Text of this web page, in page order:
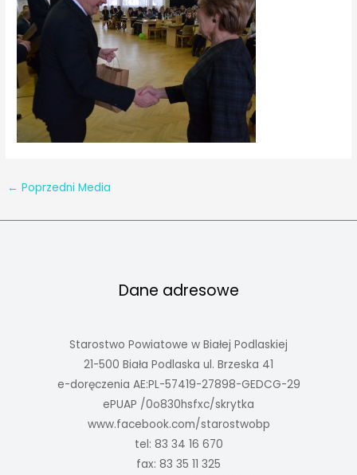
← Poprzedni Media
Dane adresowe
Starostwo Powiatowe w Białej Podlaskiej
21-500 Biała Podlaska ul. Brzeska 41
e-doręczenia AE:PL-57419-27898-GEDCG-29
ePUAP /0o830hsfxc/skrytka
www.facebook.com/starostwobp
tel: 83 34 16 670
fax: 83 35 11 325